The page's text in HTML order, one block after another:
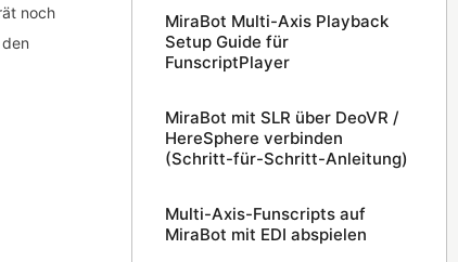
noch
MiraBot Multi-Axis Playback
Setup Guide für
FunscriptPlayer
MiraBot mit SLR über DeoVR /
HereSphere verbinden
(Schritt-für-Schritt-Anleitung)
Multi-Axis-Funscripts auf
MiraBot mit EDI abspielen